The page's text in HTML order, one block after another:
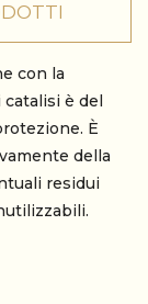
con la
è del
È
della
residui